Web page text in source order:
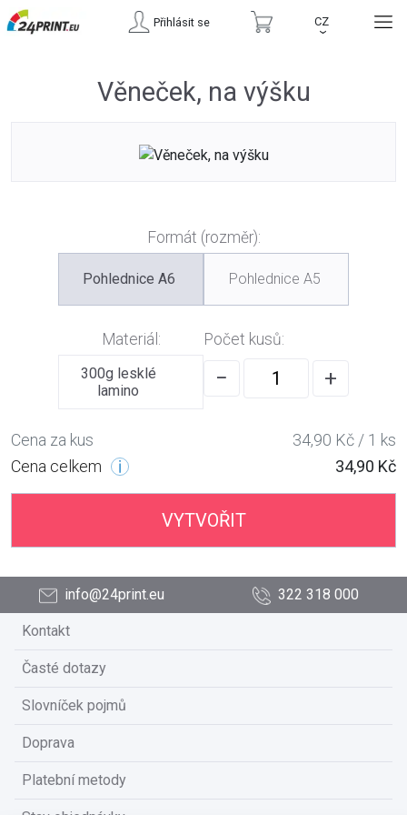
Přihlásit se CZ
›
Věneček, na výšku
Formát (rozměr):
Pohlednice A6 Pohlednice A5
Materiál:
300g lesklé
lamino
Počet kusů:
− +
Cena za kus
34,90 Kč / 1 ks
Cena celkem
34,90 Kč
VYTVOŘIT
info@24print.eu 322 318 000
Kontakt
Časté dotazy
Slovníček pojmů
Doprava
Platební metody